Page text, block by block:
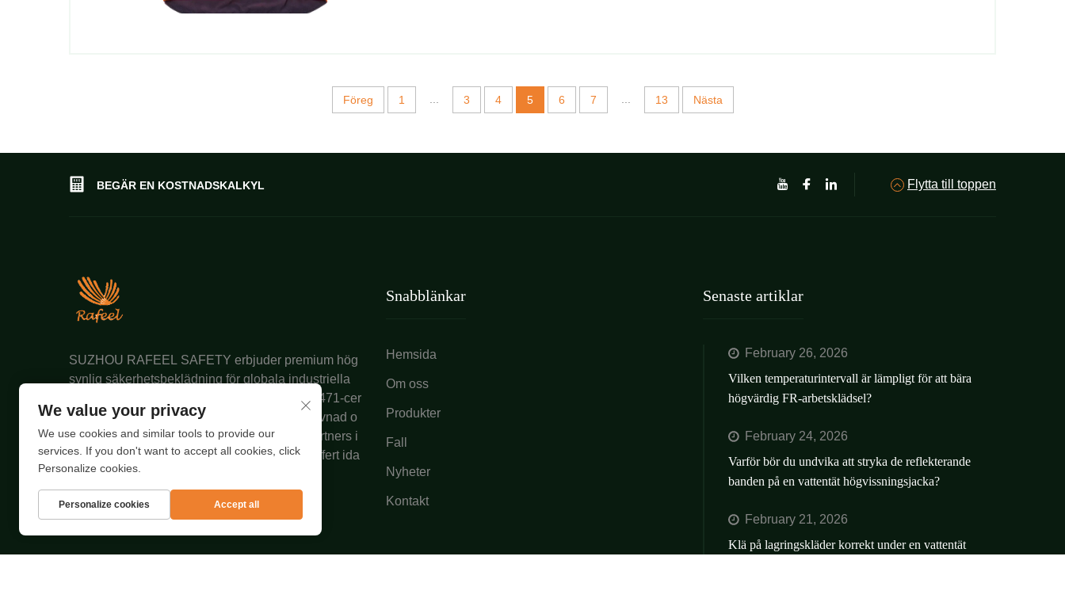
Föreg 1 3 4 5 6 7 13 Nästa
BEGÄR EN KOSTNADSKALKYL Flytta till toppen
SUZHOU RAFEEL SAFETY erbjuder premium hög
synlig säkerhetsbeklädning för globala industriella
marknader. Våra ANSI/ISEA- och EN ISO 20471-cer
tifierade kläder kombinerar hållbarhet, efterlevnad o
ch hållbar materialförsörjning. Förtrodd av partners i
Nordamerika, EU och Australien. Begär en offert ida
g.
LÄS MER
Snabblänkar
Hemsida
Om oss
Produkter
Fall
Nyheter
Kontakt
Senaste artiklar
February 26, 2026
Vilken temperaturintervall är lämpligt för att bära
högvärdig FR-arbetsklädsel?
February 24, 2026
Varför bör du undvika att stryka de reflekterande
banden på en vattentät högvissningsjacka?
February 21, 2026
Klä på lagringskläder korrekt under en vattentät
We value your privacy
We use cookies and similar tools to provide our
services. If you don't want to accept all cookies, click
Personalize cookies.
Personalize cookies Accept all